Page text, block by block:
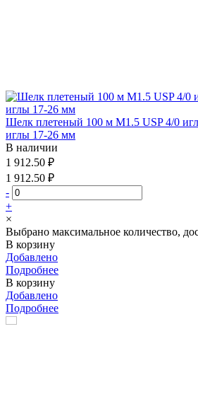
Шелк плетеный 100 м М1.5 USP 4/0
иглы 17-26 мм
В наличии
1 912.50 ₽
1 912.50 ₽
-
+
×
Выбрано максимальное количество,
В корзину
Добавлено
Подробнее
В корзину
Добавлено
Подробнее